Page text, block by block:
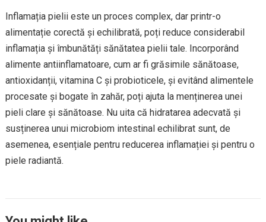
Inflamația pielii este un proces complex, dar printr-o
alimentație corectă și echilibrată, poți reduce considerabil
inflamația și îmbunătăți sănătatea pielii tale. Incorporând
alimente antiinflamatoare, cum ar fi grăsimile sănătoase,
antioxidanții, vitamina C și probioticele, și evitând alimentele
procesate și bogate în zahăr, poți ajuta la menținerea unei
pieli clare și sănătoase. Nu uita că hidratarea adecvată și
susținerea unui microbiom intestinal echilibrat sunt, de
asemenea, esențiale pentru reducerea inflamației și pentru o
piele radiantă.